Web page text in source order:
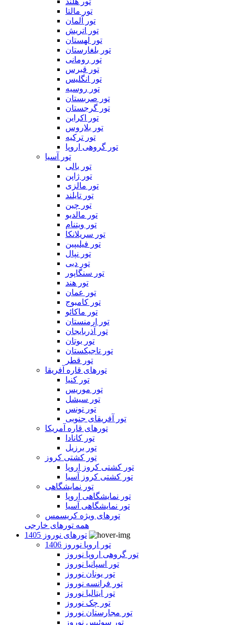
تور مالتا
تور آلمان
تور اتریش
تور لهستان
تور بلغارستان
تور رومانی
تور قبرس
تور انگلیس
تور روسیه
تور صربستان
تور گرجستان
تور اکراین
تور بلاروس
تور ترکیه
تور گروهی اروپا
تور آسیا
تور بالی
تور ژاپن
تور مالزی
تور تایلند
تور چین
تور مالدیو
تور ویتنام
تور سریلانکا
تور فیلیپین
تور نپال
تور دبی
تور سنگاپور
تور هند
تور عمان
تور کامبوج
تور ماکائو
تور ارمنستان
تور آذربایجان
تور بوتان
تور تاجیکستان
تور قطر
تورهای قاره آفریقا
تور کنیا
تور موریس
تور سیشل
تور تونس
تور آفریقای جنوبی
تورهای قاره آمریکا
تور کانادا
تور برزیل
تور کشتی کروز
تور کشتی کروز اروپا
تور کشتی کروز آسیا
تور نمایشگاهی
تور نمایشگاهی اروپا
تور نمایشگاهی آسیا
تورهای ویژه کریسمس
همه تورهای خارجی
تورهای نوروز 1405
تور اروپا نوروز 1406
تور گروهی اروپا نوروز
تور اسپانیا نوروز
تور یونان نوروز
تور فرانسه نوروز
تور ایتالیا نوروز
تور چک نوروز
تور مجارستان نوروز
تور سوئیس نوروز